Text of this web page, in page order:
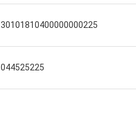
30101810400000000225
044525225